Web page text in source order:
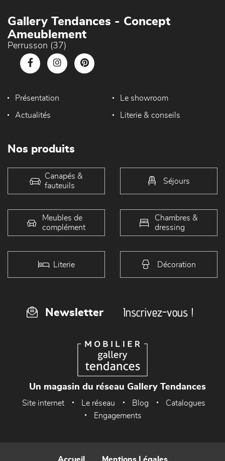
Gallery Tendances - Concept
Ameublement
Perrusson (37)
Présentation Le showroom
Actualités Literie & conseils
Nos produits
Canapés &
fauteuils
Séjours
Meubles de
complément
Chambres &
dressing
Literie Décoration
Newsletter Inscrivez-vous !
Un magasin du réseau Gallery Tendances
Site internet Le réseau Blog
Catalogues
Engagements